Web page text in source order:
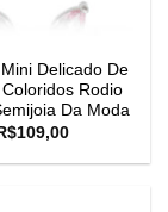
Delicado De
Rodio
Da Moda
109,00